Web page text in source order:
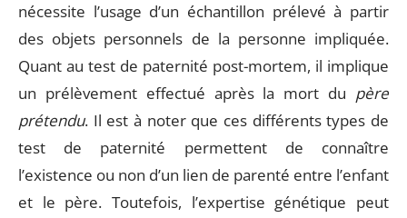
nécessite l’usage d’un échantillon prélevé à partir
des objets personnels de la personne impliquée.
Quant au test de paternité post-mortem, il implique
un prélèvement effectué après la mort du père
prétendu. Il est à noter que ces différents types de
test de paternité permettent de connaître
l’existence ou non d’un lien de parenté entre l’enfant
et le père. Toutefois, l’expertise génétique peut